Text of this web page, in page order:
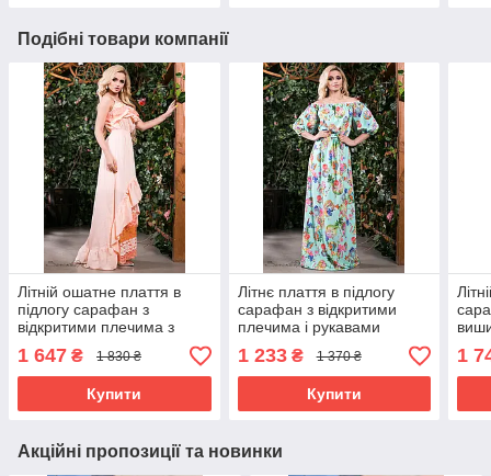
Подібні товари компанії
Літній ошатне плаття в
підлогу сарафан з
відкритими плечима з
батисту з мереживом 42-
52 розміри
1 647 ₴ 1 830 ₴
Купити
Літнє плаття в підлогу
сарафан з відкритими
плечима і рукавами
1 233₴ 1 370 ₴
Купити
1
Акційні пропозиції та новинки